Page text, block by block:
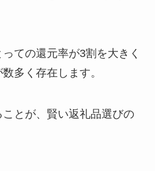
ての還元率が3割を大きく
多く存在します。
とが、賢い返礼品選びの